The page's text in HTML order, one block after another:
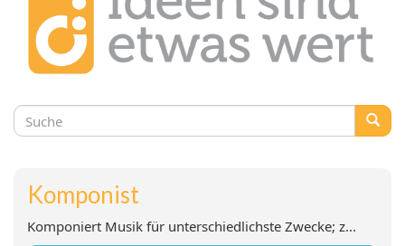
Suchformular
Komponist
Komponiert Musik für unterschiedlichste Zwecke; z...